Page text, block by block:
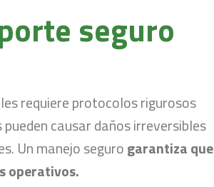
seguro
requiere protocolos rigurosos
causar daños irreversibles
Un manejo segurogarantiza que
operativos.